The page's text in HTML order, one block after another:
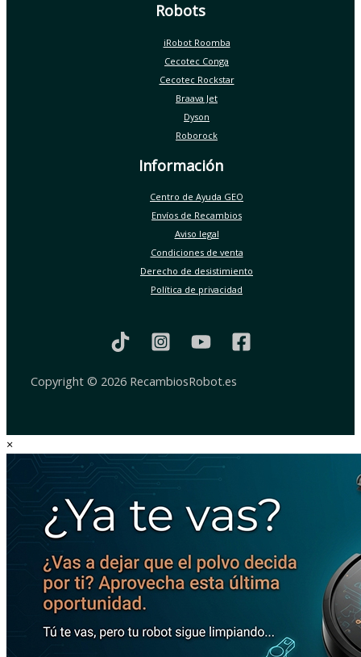
Robots
iRobot Roomba
Cecotec Conga
Cecotec Rockstar
Braava Jet
Dyson
Roborock
Información
Centro de Ayuda GEO
Envíos de Recambios
Aviso legal
Condiciones de venta
Derecho de desistimiento
Política de privacidad
Copyright © 2026 RecambiosRobot.es
×